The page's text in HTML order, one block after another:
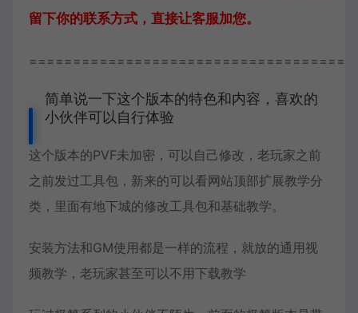
留下你的联系方式，直接让客服加您。
简单说一下这个版本的特色和内容，喜欢的
小伙伴可以自行体验
这个版本的PVF未加密，可以自己修改，老玩家之前
之前发过工具包，新来的可以看网站顶部扩展教学分
类，里面有地下城的修改工具包和基础教学。
安装方法和GM使用都是一样的流程，就放的通用视
频教学，老玩家甚至可以不用下载教学